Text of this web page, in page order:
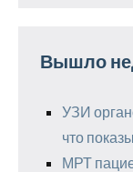
Вышло
УЗИ
что
МРТ